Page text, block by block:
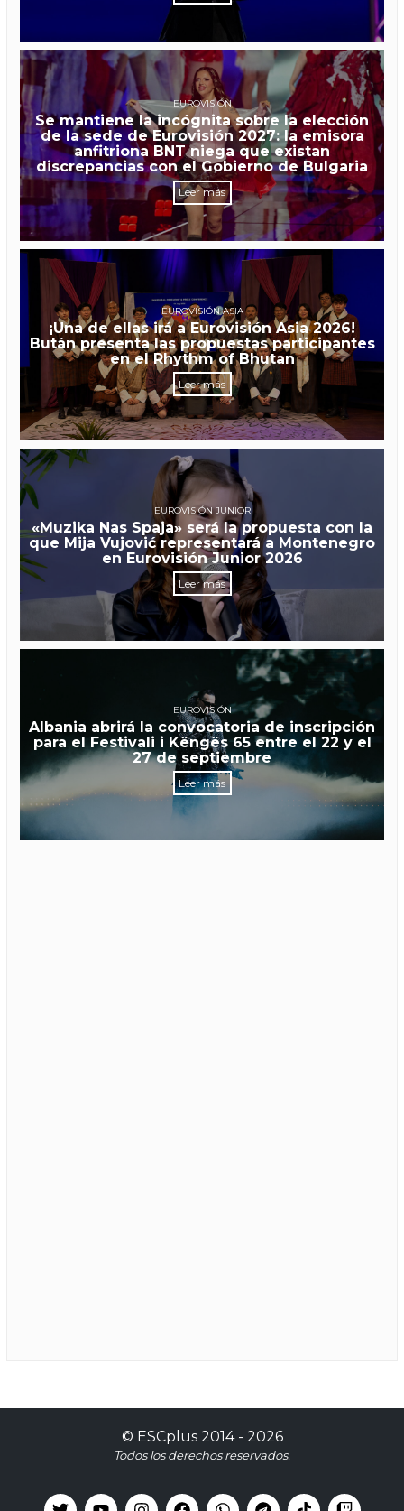
EUROVISIÓN
Se mantiene la incógnita sobre la elección
de la sede de Eurovisión 2027: la emisora
anfitriona BNT niega que existan
discrepancias con el Gobierno de Bulgaria
Leer más
EUROVISIÓN ASIA
¡Una de ellas irá a Eurovisión Asia 2026!
Bután presenta las propuestas participantes
en el Rhythm of Bhutan
Leer más
EUROVISIÓN JUNIOR
«Muzika Nas Spaja» será la propuesta con la
que Mija Vujović representará a Montenegro
en Eurovisión Junior 2026
Leer más
EUROVISIÓN
Albania abrirá la convocatoria de inscripción
para el Festivali i Këngës 65 entre el 22 y el
27 de septiembre
Leer más
© ESCplus2014 - 2026
Todos los derechos reservados.